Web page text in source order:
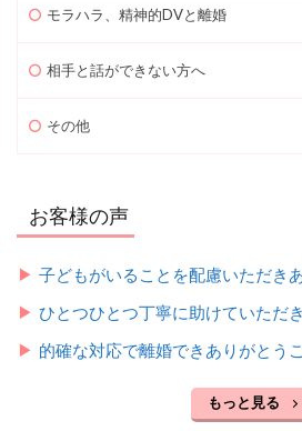
モラハラ、精神的DVと離婚
相手と話ができない方へ
その他
お客様の声
子どもがいることを配慮いただき
ひとつひとつ丁寧に助けていただ
的確な対応で離婚できありがとう
もっと見る